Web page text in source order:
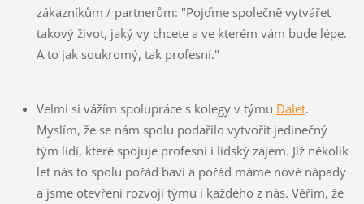
zákazníkům / partnerům: "Pojďme společně vytvářet
takový život, jaký vy chcete a ve kterém vám bude lépe.
A to jak soukromý, tak profesní."
Velmi si vážím spolupráce s kolegy v týmu Dalet.
Myslím, že se nám spolu podařilo vytvořit jedinečný
tým lidí, které spojuje profesní i lidský zájem. Již několik
let nás to spolu pořád baví a pořád máme nové nápady
a jsme otevření rozvoji týmu i každého z nás. Věřím, že